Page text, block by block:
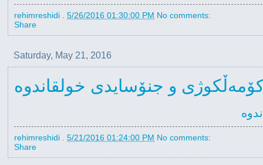
rehimreshidi 5/26/2016 01:30:00 PM No comments:
Share
Saturday, May 21, 2016
و جنۆسایدی خولقاندوە
rehimreshidi 5/21/2016 01:24:00 PM No comments:
Share